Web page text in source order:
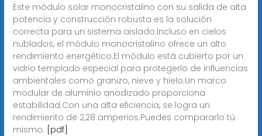
Este módulo solar monocristalino con su salida de alta
potencia y construcción robusta es la solución
correcta para un sistema aislado.Incluso en cielos
nublados, el módulo monocristalino ofrece un alto
rendimiento energético.El módulo está cubierto por un
vidrio templado especial para protegerlo de influencias
ambientales como granizo, nieve y hielo.Un marco
modular de aluminio anodizado proporciona
estabilidad.Con una alta eficiencia, se logra un
rendimiento de 2,28 amperios.Puedes compararlo tú
mismo. [pdf]